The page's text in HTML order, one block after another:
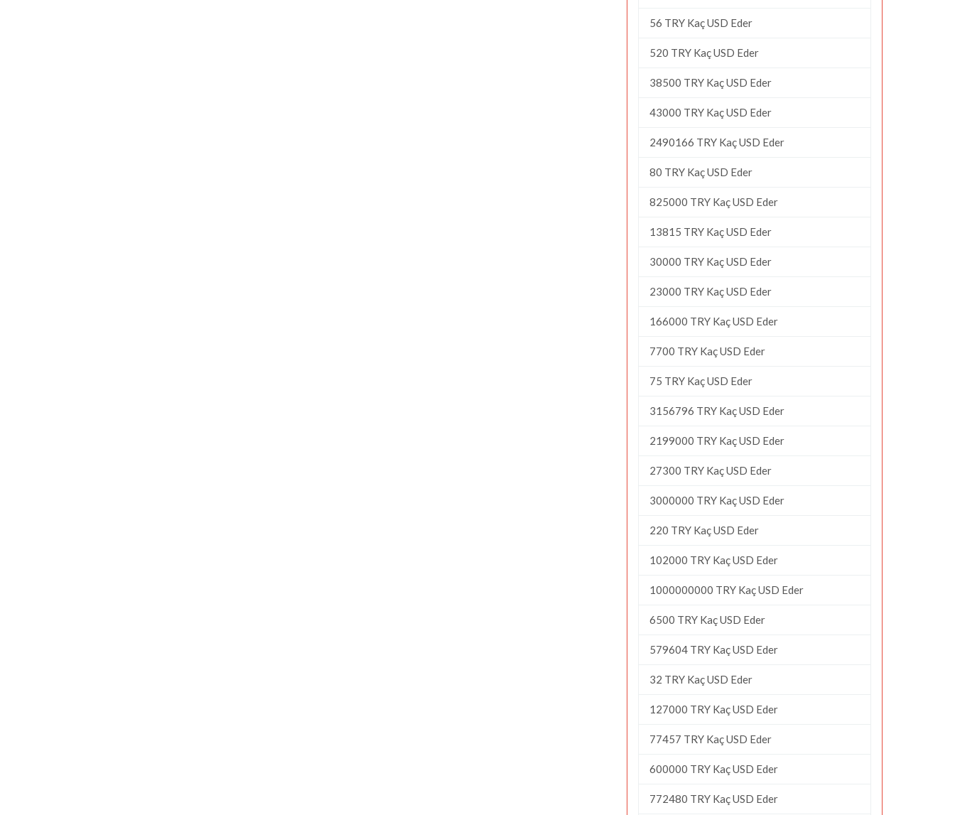
56 TRY Kaç USD Eder
520 TRY Kaç USD Eder
38500 TRY Kaç USD Eder
43000 TRY Kaç USD Eder
2490166 TRY Kaç USD Eder
80 TRY Kaç USD Eder
825000 TRY Kaç USD Eder
13815 TRY Kaç USD Eder
30000 TRY Kaç USD Eder
23000 TRY Kaç USD Eder
166000 TRY Kaç USD Eder
7700 TRY Kaç USD Eder
75 TRY Kaç USD Eder
3156796 TRY Kaç USD Eder
2199000 TRY Kaç USD Eder
27300 TRY Kaç USD Eder
3000000 TRY Kaç USD Eder
220 TRY Kaç USD Eder
102000 TRY Kaç USD Eder
1000000000 TRY Kaç USD Eder
6500 TRY Kaç USD Eder
579604 TRY Kaç USD Eder
32 TRY Kaç USD Eder
127000 TRY Kaç USD Eder
77457 TRY Kaç USD Eder
600000 TRY Kaç USD Eder
772480 TRY Kaç USD Eder